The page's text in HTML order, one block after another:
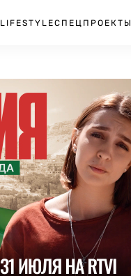
LIFESTYLEСПЕЦПРОЕКТЫ